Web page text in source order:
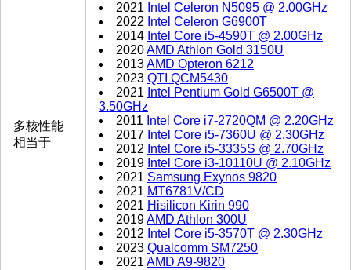
多核性能
相当于
2021 Intel Celeron N5095 @ 2.00GHz
2022 Intel Celeron G6900T
2014 Intel Core i5-4590T @ 2.00GHz
2020AMD Athlon Gold 3150U
2013AMD Opteron 6212
2023 QTI QCM5430
2021 Intel Pentium Gold G6500T @
3.50GHz
2011 Intel Core i7-2720QM @ 2.20GHz
2017 Intel Core i5-7360U @ 2.30GHz
2012 Intel Core i5-3335S @ 2.70GHz
2019 Intel Core i3-10110U @ 2.10GHz
2021 Samsung Exynos 9820
2021 MT6781V/CD
2021 Hisilicon Kirin 990
2019AMD Athlon 300U
2012 Intel Core i5-3570T @ 2.30GHz
2023 Qualcomm SM7250
2021AMD A9-9820